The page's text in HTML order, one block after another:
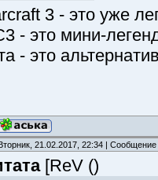
3 - это уже
- это мини-
- это
21.02.2017, 22:34 |
[ReV ()